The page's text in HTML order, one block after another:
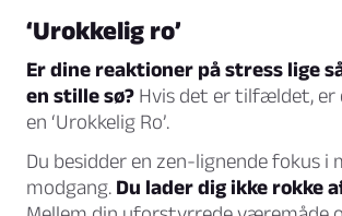
‘Urokkelig ro’
Er dine reaktioner på stress lige
en stille sø? Hvis det er tilfældet, er
en ‘Urokkelig Ro’.
Du besidder en zen-lignende fokus i
modgang. Du lader dig ikke rokke